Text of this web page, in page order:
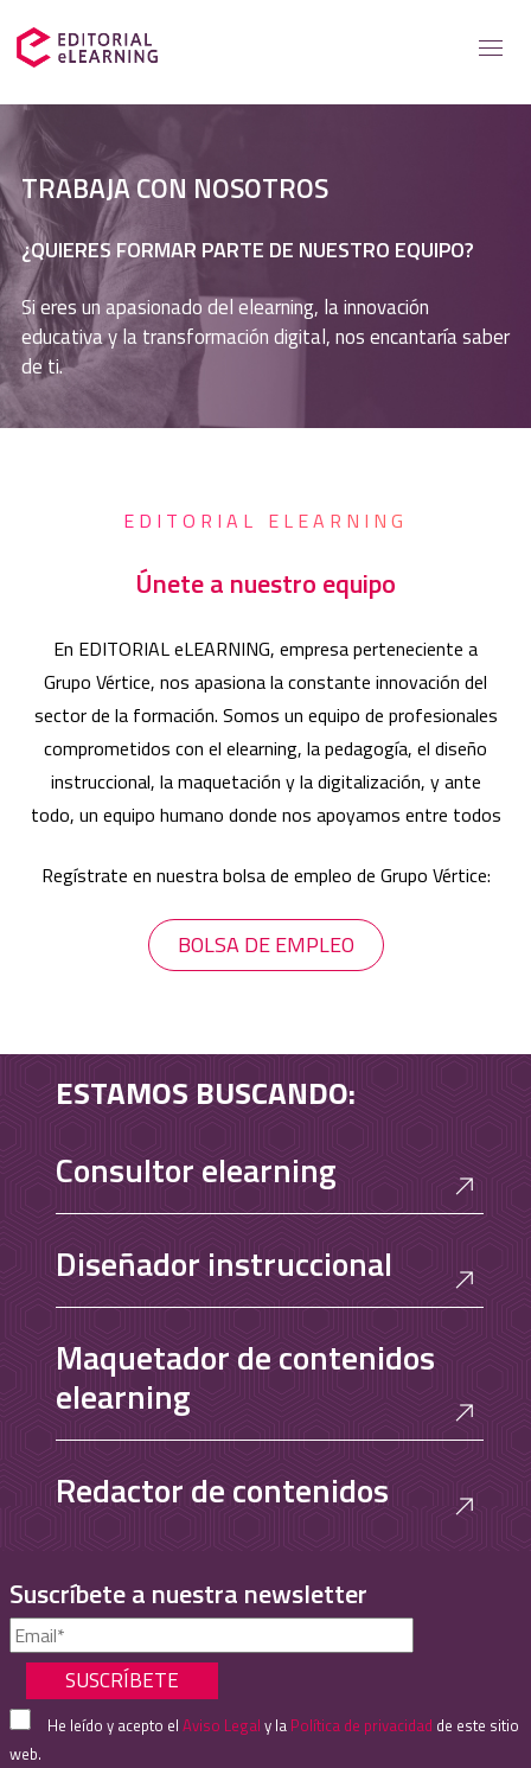
Servicios
Soluciones para
Casos de éxito
Catálogo
Recursos elearning
Acceso a campus
TRABAJA CON NOSOTROS
¿QUIERES FORMAR PARTE DE NUESTRO EQUIPO?
Si eres un apasionado del elearning, la innovación
educativa y la transformación digital, nos encantaría saber
de ti.
EDITORIAL ELEARNING
Únete a nuestro equipo
En EDITORIAL eLEARNING, empresa perteneciente a
Grupo Vértice, nos apasiona la constante innovación del
sector de la formación. Somos un equipo de profesionales
comprometidos con el elearning, la pedagogía, el diseño
instruccional, la maquetación y la digitalización, y ante
todo, un equipo humano donde nos apoyamos entre todos
Regístrate en nuestra bolsa de empleo de Grupo Vértice:
BOLSA DE EMPLEO
ESTAMOS BUSCANDO:
Consultor elearning
Diseñador instruccional
Maquetador de contenidos
elearning
Redactor de contenidos
Suscríbete a nuestra newsletter
He leído y acepto elAviso Legal y la Política de privacidad de este sitio
web.